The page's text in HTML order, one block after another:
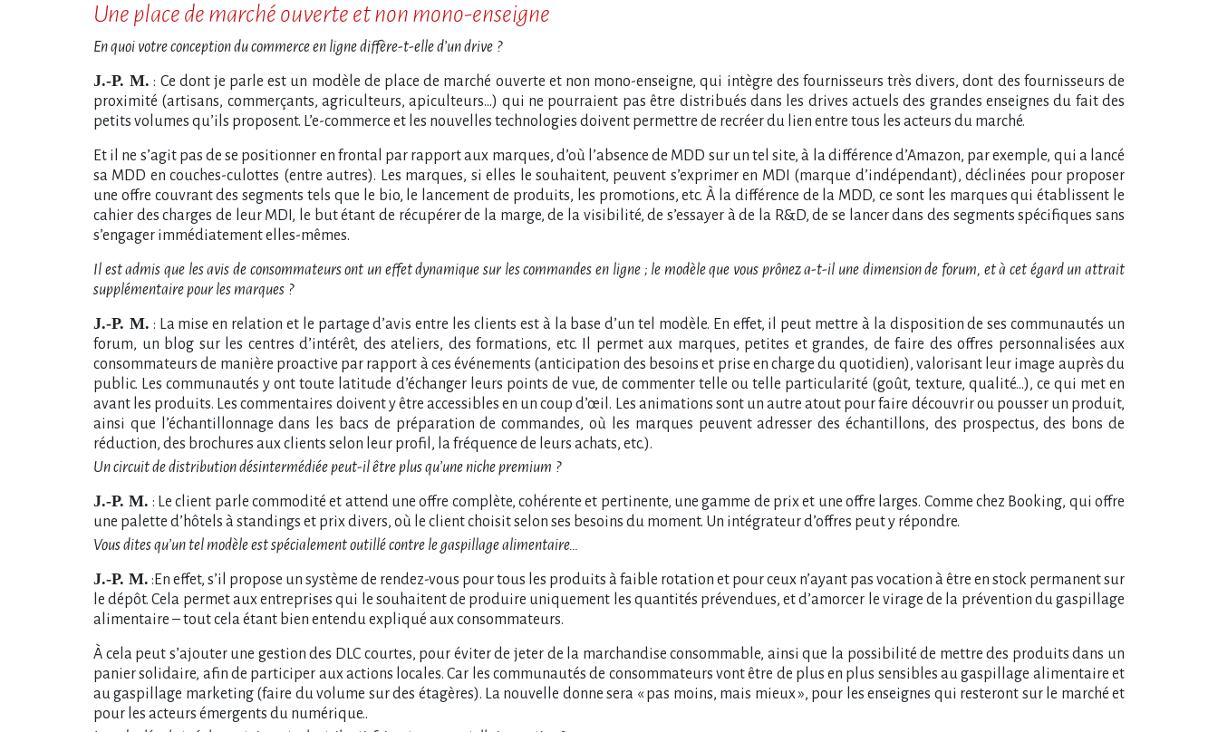
Une place de marché ouverte et non mono-enseigne
En quoi votre conception du commerce en ligne diffère-t-elle d’un drive ?
J.-P. M. : Ce dont je parle est un modèle de place de marché ouverte et non mono-enseigne, qui intègre des fournisseurs très divers, dont des fournisseurs de
proximité (artisans, commerçants, agriculteurs, apiculteurs…) qui ne pourraient pas être distribués dans les drives actuels des grandes enseignes du fait des
petits volumes qu’ils proposent. L’e-commerce et les nouvelles technologies doivent permettre de recréer du lien entre tous les acteurs du marché.
Et il ne s’agit pas de se positionner en frontal par rapport aux marques, d’où l’absence de MDD sur un tel site, à la différence d’Amazon, par exemple, qui a lancé
sa MDD en couches-culottes (entre autres). Les marques, si elles le souhaitent, peuvent s’exprimer en MDI (marque d’indépendant), déclinées pour proposer
une offre couvrant des segments tels que le bio, le lancement de produits, les promotions, etc. À la différence de la MDD, ce sont les marques qui établissent le
cahier des charges de leur MDI, le but étant de récupérer de la marge, de la visibilité, de s’essayer à de la R&D, de se lancer dans des segments spécifiques sans
s’engager immédiatement elles-mêmes.
Il est admis que les avis de consommateurs ont un effet dynamique sur les commandes en ligne ; le modèle que vous prônez a-t-il une dimension de forum, et à cet égard un attrait
supplémentaire pour les marques ?
J.-P. M. : La mise en relation et le partage d’avis entre les clients est à la base d’un tel modèle. En effet, il peut mettre à la disposition de ses communautés un
forum, un blog sur les centres d’intérêt, des ateliers, des formations, etc. Il permet aux marques, petites et grandes, de faire des offres personnalisées aux
consommateurs de manière proactive par rapport à ces événements (anticipation des besoins et prise en charge du quotidien), valorisant leur image auprès du
public. Les communautés y ont toute latitude d’échanger leurs points de vue, de commenter telle ou telle particularité (goût, texture, qualité…), ce qui met en
avant les produits. Les commentaires doivent y être accessibles en un coup d’œil. Les animations sont un autre atout pour faire découvrir ou pousser un produit,
ainsi que l’échantillonnage dans les bacs de préparation de commandes, où les marques peuvent adresser des échantillons, des prospectus, des bons de
réduction, des brochures aux clients selon leur profil, la fréquence de leurs achats, etc.).
Un circuit de distribution désintermédiée peut-il être plus qu’une niche premium ?
J.-P. M. : Le client parle commodité et attend une offre complète, cohérente et pertinente, une gamme de prix et une offre larges. Comme chez Booking, qui offre
une palette d’hôtels à standings et prix divers, où le client choisit selon ses besoins du moment. Un intégrateur d’offres peut y répondre.
Vous dites qu’un tel modèle est spécialement outillé contre le gaspillage alimentaire…
J.-P. M. :En effet, s’il propose un système de rendez-vous pour tous les produits à faible rotation et pour ceux n’ayant pas vocation à être en stock permanent sur
le dépôt. Cela permet aux entreprises qui le souhaitent de produire uniquement les quantités prévendues, et d’amorcer le virage de la prévention du gaspillage
alimentaire – tout cela étant bien entendu expliqué aux consommateurs.
À cela peut s’ajouter une gestion des DLC courtes, pour éviter de jeter de la marchandise consommable, ainsi que la possibilité de mettre des produits dans un
panier solidaire, afin de participer aux actions locales. Car les communautés de consommateurs vont être de plus en plus sensibles au gaspillage alimentaire et
au gaspillage marketing (faire du volume sur des étagères). La nouvelle donne sera « pas moins, mais mieux », pour les enseignes qui resteront sur le marché et
pour les acteurs émergents du numérique..